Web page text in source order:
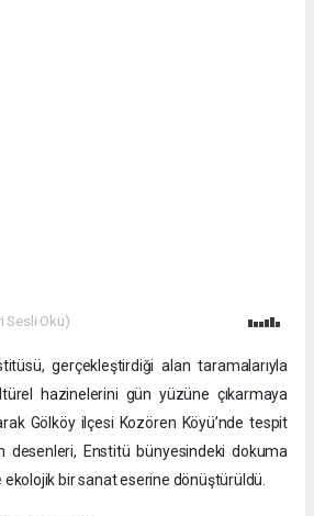
Sesli Oku)
gerçekleştirdiği alan taramalarıyla
hazinelerini gün yüzüne çıkarmaya
Gölköy ilçesi Kozören Köyü’nde tespit
desenleri, Enstitü bünyesindeki dokuma
bir sanat eserine dönüştürüldü.